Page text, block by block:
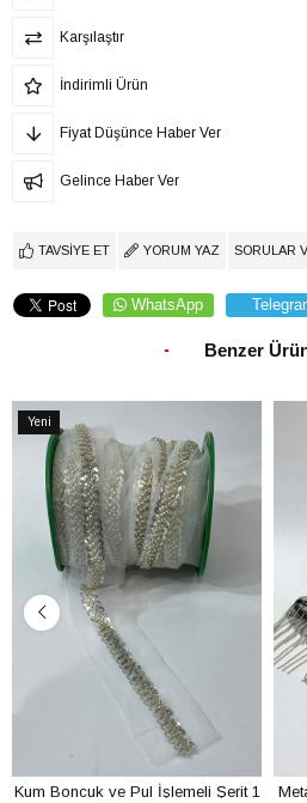
Karşılaştır
İndirimli Ürün
Fiyat Düşünce Haber Ver
Gelince Haber Ver
TAVSIYE ET YORUM YAZ SORULAR
WhatsApp
Benzer
Yeni
Ürün
Kum Boncuk ve Pul İşlemeli Şerit 1